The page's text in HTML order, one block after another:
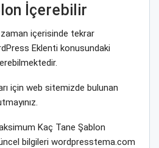
İçerebilir
zaman içerisinde tekrar
Eklenti konusundaki
için web sitemizde bulunan
Kaç Tane Şablon
bilgileri wordpresstema.com